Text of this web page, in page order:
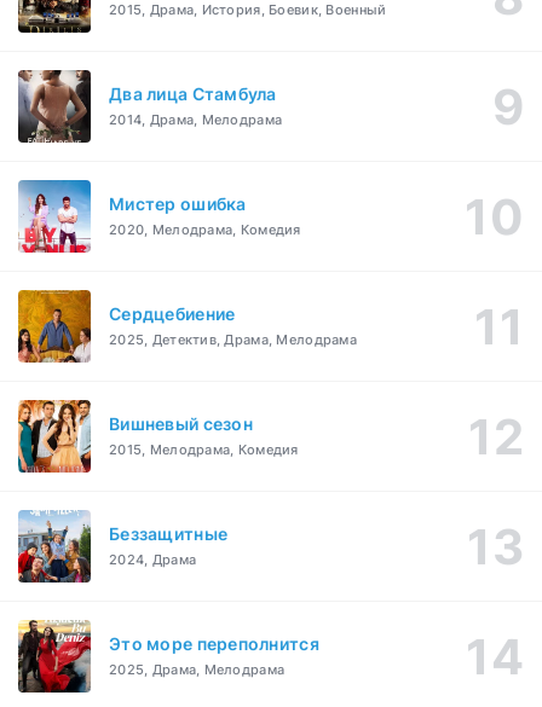
2015, Драма, История, Боевик, Военный
Два лица Стамбула
2014, Драма, Мелодрама
Мистер ошибка
2020, Мелодрама, Комедия
Сердцебиение
2025, Детектив, Драма, Мелодрама
Вишневый сезон
2015, Мелодрама, Комедия
Беззащитные
2024, Драма
Это море переполнится
2025, Драма, Мелодрама